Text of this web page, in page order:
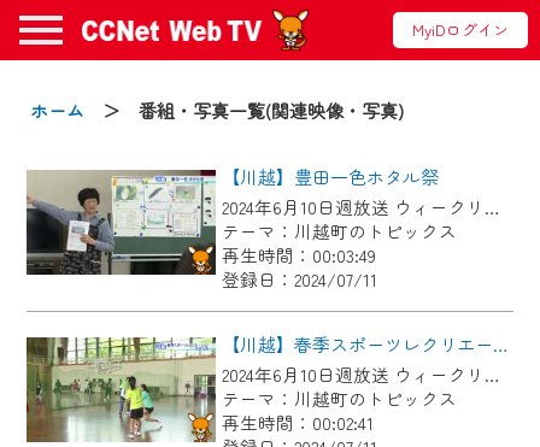
MyiDログイン
ホーム ＞ 番組・写真一覧(関連映像・写真)
【川越】豊田一色ホタル祭
2024年6月10日週放送 ウィークリーかわごえ
テーマ：川越町のトピックス
再生時間：00:03:49
登録日：2024/07/11
【川越】春季スポーツレクリエーション交流
2024年6月10日週放送 ウィークリーかわごえ
テーマ：川越町のトピックス
再生時間：00:02:41
お知らせ
2024/09/02
動画配信サービス『CCNet Web TV』は2024
年9月24日からリニューアルします！
【変更点】
◆デザイン変更により、お住まいの地域
の動画コンテンツが一目瞭然。
◆当社アプリやＰＣブラウザから、いつ
でも・どこでも・外出先でも！